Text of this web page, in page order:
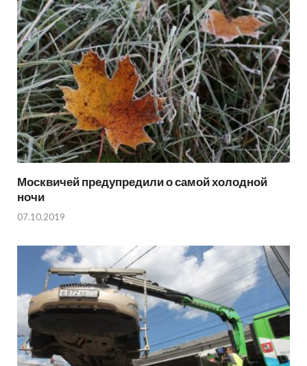
Москвичей предупредили о самой холодной
ночи
07.10.2019